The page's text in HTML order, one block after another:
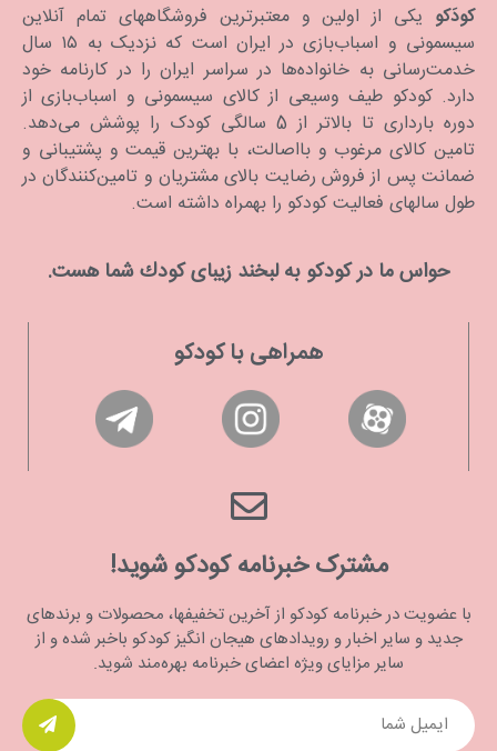
قیمت و خرید دودیه از کودکو
محصولات دودیه این برند معتبر ایرانی، از پلاستیک با کیفیت و فاقد
مواد شیمیایی است و قیمت آن نیز اقتصادی و به صرفه است. فروشگاه
کودکو با تضمین اصالت کالا و بهترین قیمت در سطح کشور محصولات
این برند را به دست مشتریان عزیز در تمام نقاط ایران می‌رساند.
کودَکو یکی از اولین و معتبرترین فروشگاههای تمام آنلاین
سیسمونی و اسباب‌بازی در ایران است که نزدیک به ۱۵ سال
خدمت‌رسانی به خانواده‌ها در سراسر ایران را در کارنامه خود
دارد. كودكو طیف وسیعی از کالای سیسمونی و اسباب‌بازی از
دوره بارداری تا بالاتر از 5 سالگی کودک را پوشش می‌دهد.
تامین کالای مرغوب و بااصالت، با بهترین قیمت و پشتیبانی و
ضمانت پس از فروش رضایت بالای مشتریان و تامین‌کنندگان در
طول سالهای فعالیت کودکو را بهمراه داشته است.
حواس ما در كودكو به لبخند زیبای كودك شما هست.
همراهی با کودکو
مشترک خبرنامه کودکو شوید!
با عضویت در خبرنامه کودکو از آخرین تخفیفها، محصولات و برندهای
جدید و سایر اخبار و رویدادهای هیجان انگیز کودکو باخبر شده و از
سایر مزایای ویژه اعضای خبرنامه بهره‌مند شوید.